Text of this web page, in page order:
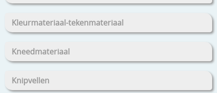
Kleurmateriaal-tekenmateriaal
Kneedmateriaal
Knipvellen